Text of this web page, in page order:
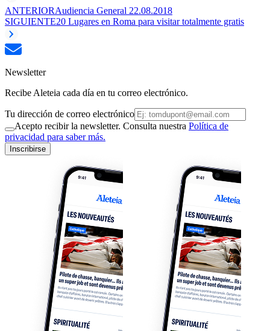
ANTERIORAudiencia General 22.08.2018
SIGUIENTE20 Lugares en Roma para visitar totalmente gratis
Newsletter
Recibe Aleteia cada día en tu correo electrónico.
Tu dirección de correo electrónico
Acepto recibir la newsletter. Consulta nuestra Política de
privacidad para saber más.
Inscribirse